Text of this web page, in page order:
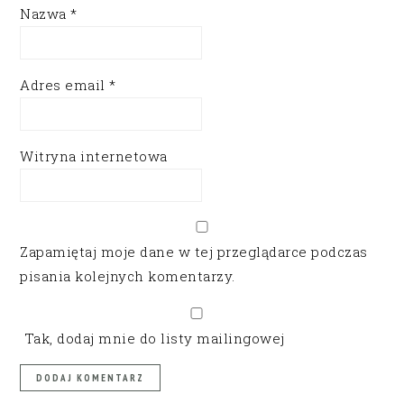
Nazwa*
Adres email*
Witryna internetowa
Zapamiętaj moje dane w tej przeglądarce podczas
pisania kolejnych komentarzy.
Tak, dodaj mnie do listy mailingowej